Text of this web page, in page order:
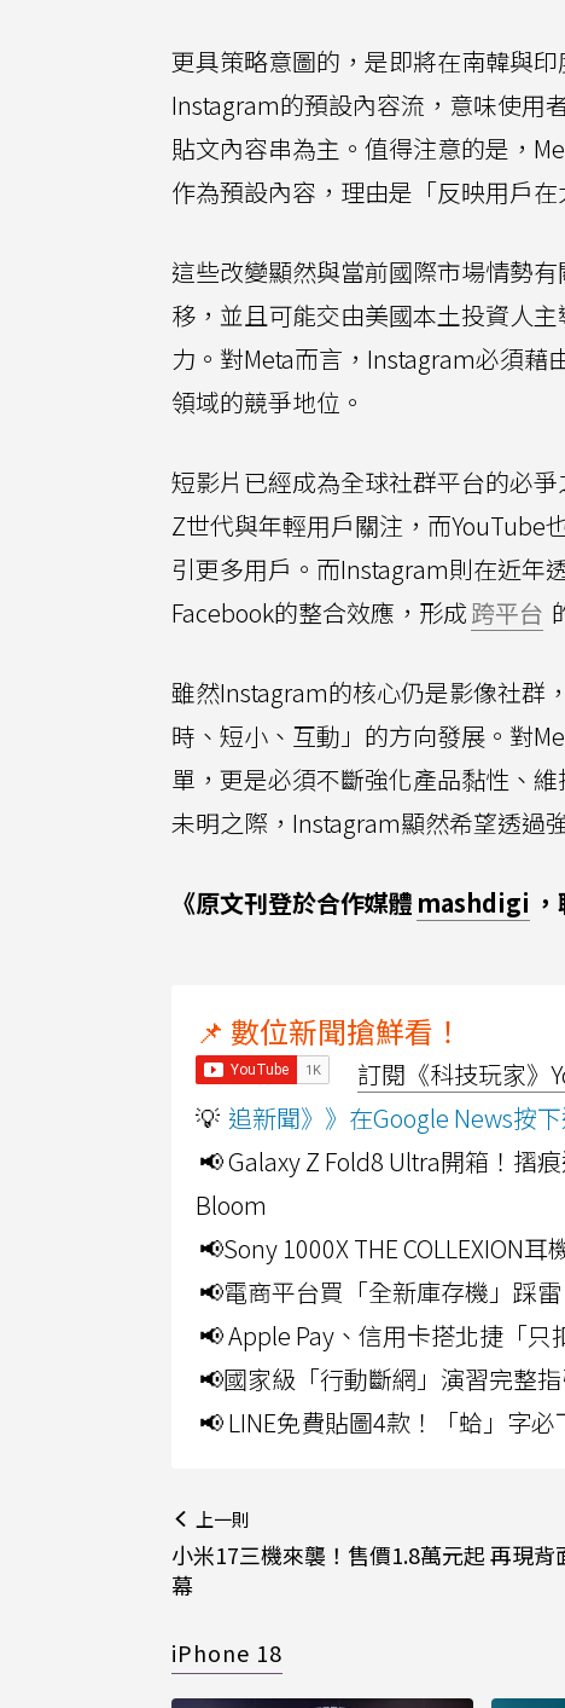
更具策略意圖的，是即將在南韓與
Instagram的預設內容流，意味使用
貼文內容串為主。值得注意的是，
作為預設內容，理由是「反映用戶
這些改變顯然與當前國際市場情勢
移，並且可能交由美國本土投資人
力。對Meta而言，Instagram必須藉
領域的競爭地位。
短影片已經成為全球社群平台的必
Z世代與年輕用戶關注，而YouTube
引更多用戶。而Instagram則在近年
Facebook的整合效應，形成跨平台
雖然Instagram的核心仍是影像社群
時、短小、互動」的方向發展。對
單，更是必須不斷強化產品黏性、
未明之際，Instagram顯然希望透過
《原文刊登於合作媒體 mashdigi
📌 數位新聞搶鮮看！
訂閱《科技玩家》
💡 追新聞》》在Google News按
📢 Galaxy Z Fold8 Ultra開箱！摺
Bloom
📢Sony 1000X THE COLLEXION
📢電商平台買「全新庫存機」踩
📢 Apple Pay、信用卡搭北捷「
📢國家級「行動斷網」演習完整
📢 LINE免費貼圖4款！「蛤」字
上一則
小米17三機來襲！售價1.8萬元起 再現背
幕
iPhone 18